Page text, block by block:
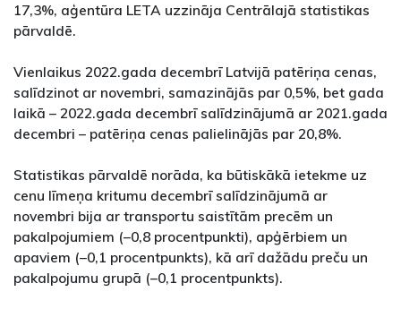
17,3%, aģentūra LETA uzzināja Centrālajā statistikas
pārvaldē.
Vienlaikus 2022.gada decembrī Latvijā patēriņa cenas,
salīdzinot ar novembri, samazinājās par 0,5%, bet gada
laikā – 2022.gada decembrī salīdzinājumā ar 2021.gada
decembri – patēriņa cenas palielinājās par 20,8%.
Statistikas pārvaldē norāda, ka būtiskākā ietekme uz
cenu līmeņa kritumu decembrī salīdzinājumā ar
novembri bija ar transportu saistītām precēm un
pakalpojumiem (–0,8 procentpunkti), apģērbiem un
apaviem (–0,1 procentpunkts), kā arī dažādu preču un
pakalpojumu grupā (–0,1 procentpunkts).